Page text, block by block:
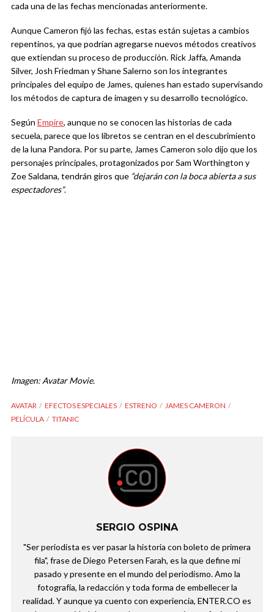
cada una de las fechas mencionadas anteriormente.
Aunque Cameron fijó las fechas, estas están sujetas a cambios
repentinos, ya que podrían agregarse nuevos métodos creativos
que extiendan su proceso de producción. Rick Jaffa, Amanda
Silver, Josh Friedman y Shane Salerno son los integrantes
principales del equipo de James, quienes han estado supervisando
los métodos de captura de imagen y su desarrollo tecnológico.
Según Empire, aunque no se conocen las historias de cada
secuela, parece que los libretos se centran en el descubrimiento
de la luna Pandora. Por su parte, James Cameron solo dijo que los
personajes principales, protagonizados por Sam Worthington y
Zoe Saldana, tendrán giros que “dejarán con la boca abierta a sus
espectadores”.
Imagen: Avatar Movie.
AVATAR EFECTOS ESPECIALES ESTRENO
JAMES CAMERON
PELÍCULA
TITANIC
SERGIO OSPINA
"Ser periodista es ver pasar la historia con boleto de primera
fila", frase de Diego Petersen Farah, es la que define mi
pasado y presente en el mundo del periodismo. Amo la
fotografía, la redacción y toda forma de embellecer la
realidad. Y aunque ya cuento con experiencia, ENTER.CO es